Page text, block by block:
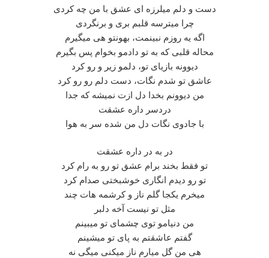
دست و دلم میلرزه ای عشق با من چه کردی
چرا میترسه قلبم بری و برنگردی
اگه یه روزم نبینمت، بهونتو هی میگیرم
محاله قلبی که به تو دادمو بخوام پس بگیرم
دیوونه بازیای تو، دلمو زیر و رو کرد
عاشق تو شدم نگات، دست دلم رو رو کرد
من دیوونم بخدا دل ازت نمیشه که جدا
دردسر داره عشقت
با جادوی نگات دل من شده سر به هوا
در به در داره عشقت
تو فقط بخند برام عشق تو رو به رام کرد
تو رو دیدم انگاری خوشبختی صدام کرد
میخرم یکجا گلم ناز و کرشمه هات چند
مثل تو نیست آخه دلبر
من دنیامو توی چشمای تو میبینم
گفتم عاشقتم به پای تو میشینم
هی من گل میارم ناز میکنی میگی نه